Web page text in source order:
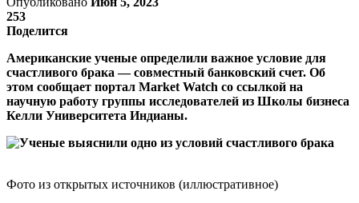
253
Поделится
Американские ученые определили важное условие для
счастливого брака — совместный банковский счет. Об
этом сообщает портал Market Watch со ссылкой на
научную работу группы исследователей из Школы бизнеса
Келли Университета Индианы.
Фото из открытых источников (иллюстративное)